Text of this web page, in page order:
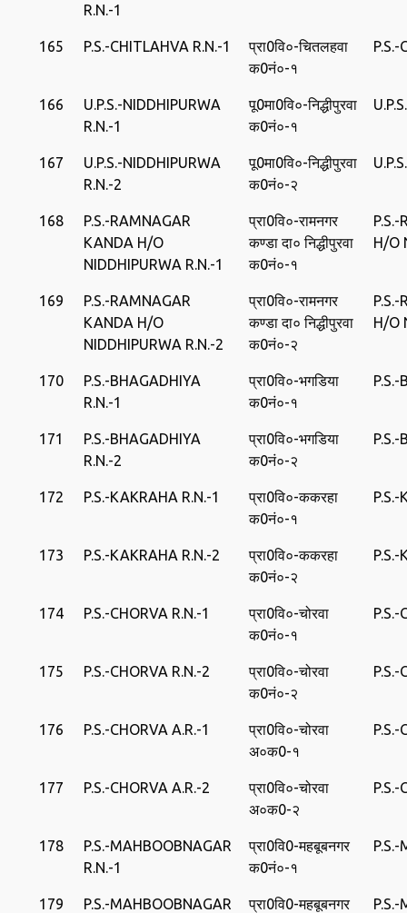
R.N.-1
165 P.S.-CHITLAHVA R.N.-1
प्रा0वि०-चितलहवा
क0नं०-१
166
U.P.S.-NIDDHIPURWA
R.N.-1
पू0मा0वि०-निद्धीपुरवा
क0नं०-१
167
U.P.S.-NIDDHIPURWA
R.N.-2
पू0मा0वि०-निद्धीपुरवा
क0नं०-२
168
P.S.-RAMNAGAR
KANDA H/O
NIDDHIPURWA R.N.-1
प्रा0वि०-रामनगर
कण्‍डा दा० निद्धीपुरवा
क0नं०-१
H/O
169
P.S.-RAMNAGAR
KANDA H/O
NIDDHIPURWA R.N.-2
प्रा0वि०-रामनगर
कण्‍डा दा० निद्धीपुरवा
क0नं०-२
H/O
170
P.S.-BHAGADHIYA
R.N.-1
प्रा0वि०-भगडिया
क0नं०-१
P.S.-
171
P.S.-BHAGADHIYA
R.N.-2
प्रा0वि०-भगडिया
क0नं०-२
P.S.-
172 P.S.-KAKRAHA R.N.-1
प्रा0वि०-ककर‍हा
क0नं०-१
173 P.S.-KAKRAHA R.N.-2
प्रा0वि०-ककर‍हा
क0नं०-२
174 P.S.-CHORVA R.N.-1
प्रा0वि०-चोरवा
क0नं०-१
P.S.-
175 P.S.-CHORVA R.N.-2
प्रा0वि०-चोरवा
क0नं०-२
P.S.-
176 P.S.-CHORVA A.R.-1
प्रा0वि०-चोरवा
अ०क0-१
P.S.-
177 P.S.-CHORVA A.R.-2
प्रा0वि०-चोरवा
अ०क0-२
P.S.-
178
P.S.-MAHBOOBNAGAR
R.N.-1
प्रा0वि0-महबूबनगर
क0नं०-१
179
P.S.-MAHBOOBNAGAR
प्रा0वि0-महबूबनगर